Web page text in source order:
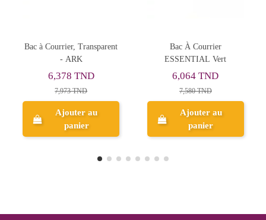
Bac À Courrier
ESSENTIAL Vert
6,064 TND
7,580 TND
Ajouter au
panier
Bac à Courrier Transparent,
Orange - ARK
10,496 TND
Aperçu